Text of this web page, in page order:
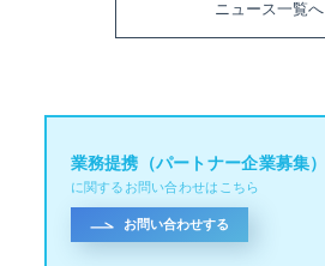
ニュース一覧へ
業務提携（パートナー企業募集）
に関するお問い合わせはこちら
お問い合わせする